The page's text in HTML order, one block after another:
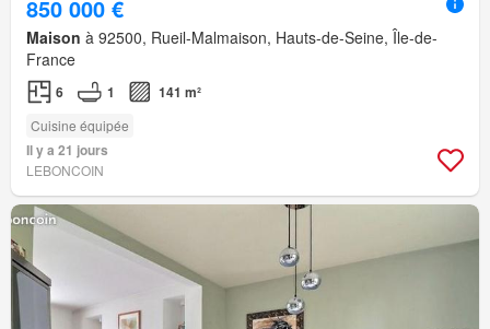
850 000 €
Maison à 92500, Rueil-Malmaison, Hauts-de-Seine, Île-de-
France
6 1 141 m²
Cuisine équipée
Il y a 21 jours
LEBONCOIN